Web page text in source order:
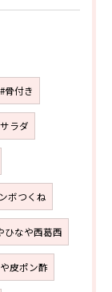
#骨付き
ラダ
ボつくね
ひなや西葛西
皮ポン酢